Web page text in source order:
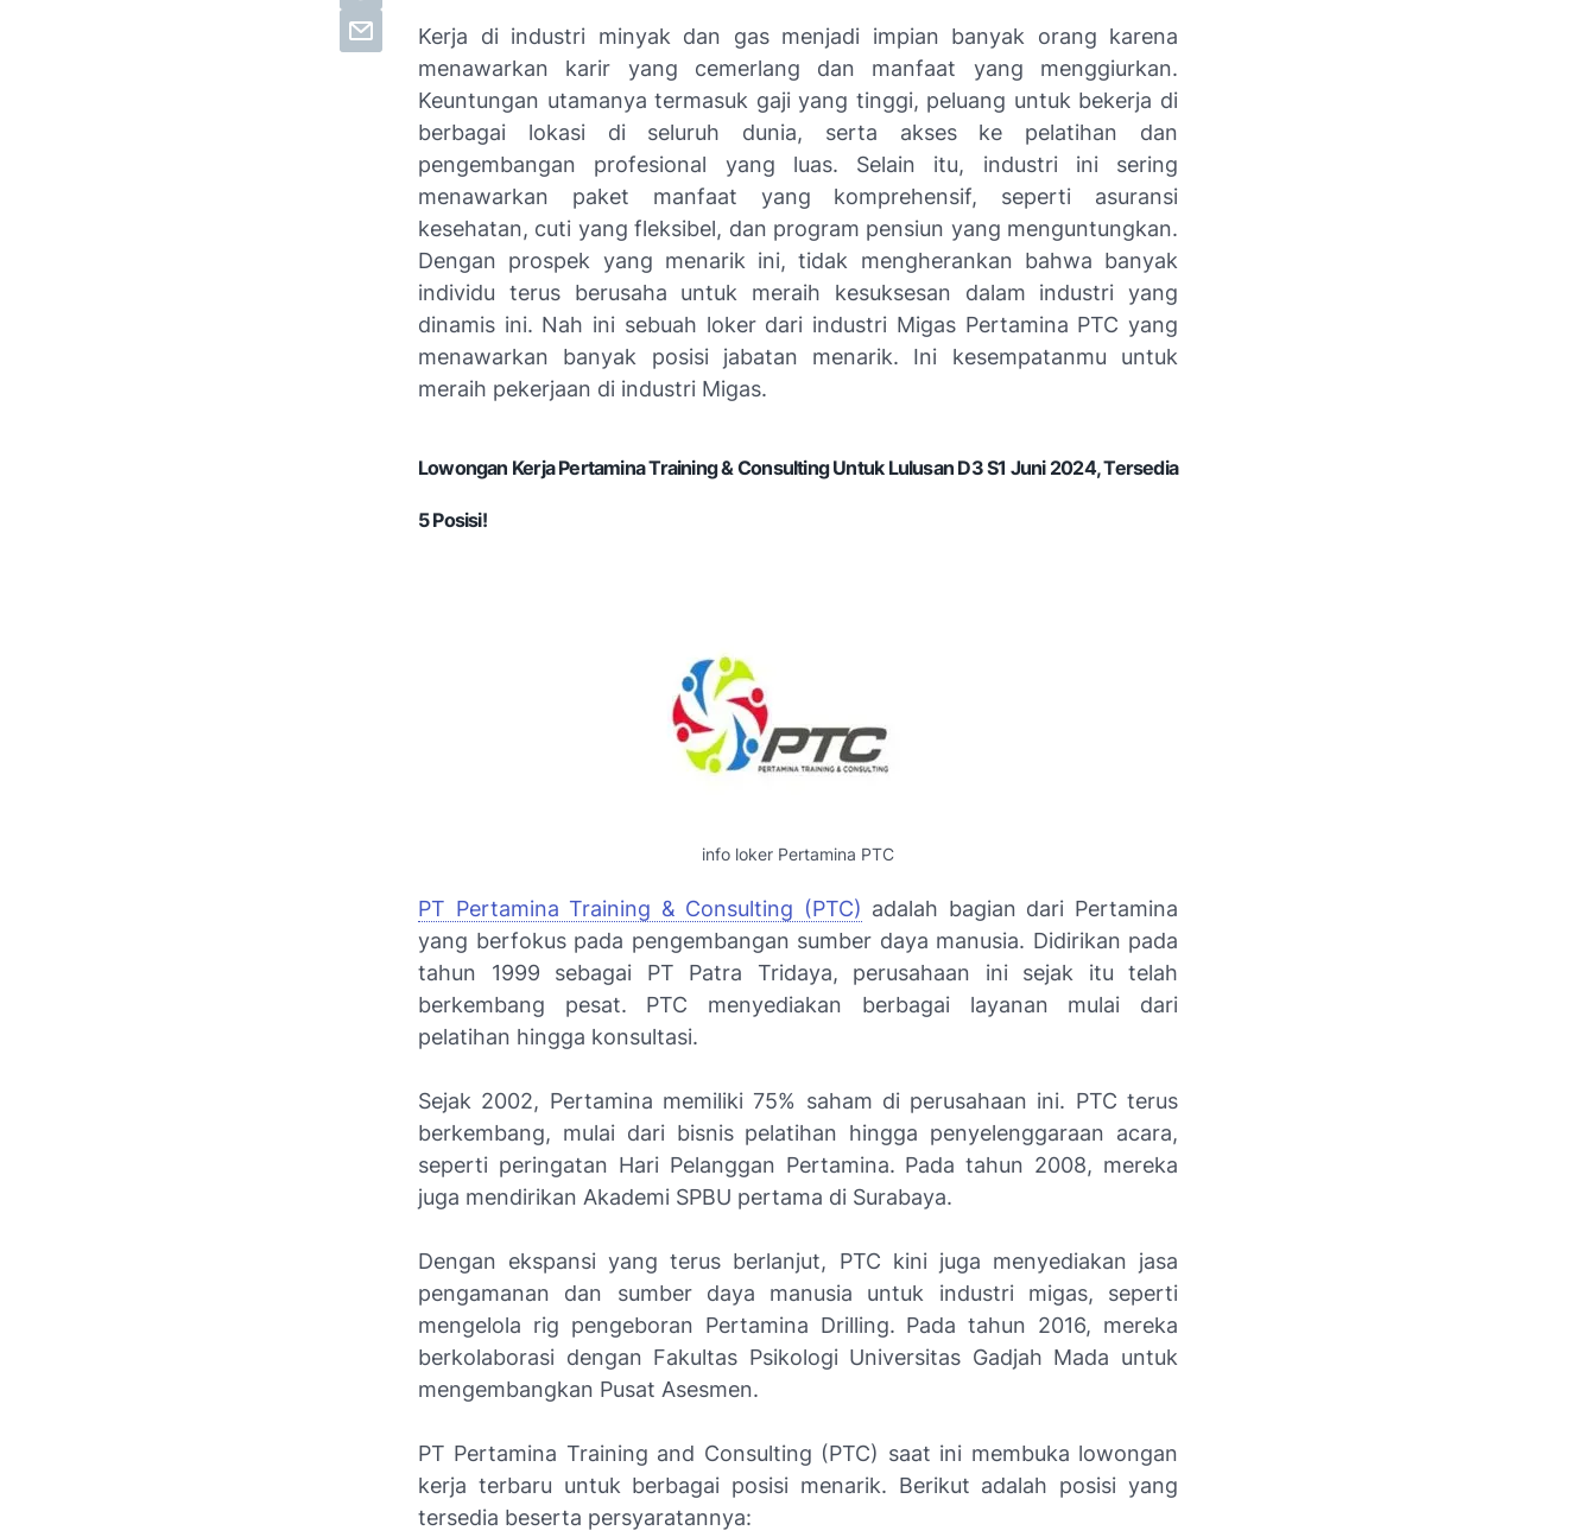
Kerja di industri minyak dan gas menjadi impian banyak orang karena
menawarkan karir yang cemerlang dan manfaat yang menggiurkan.
Keuntungan utamanya termasuk gaji yang tinggi, peluang untuk bekerja di
berbagai lokasi di seluruh dunia, serta akses ke pelatihan dan
pengembangan profesional yang luas. Selain itu, industri ini sering
menawarkan paket manfaat yang komprehensif, seperti asuransi
kesehatan, cuti yang fleksibel, dan program pensiun yang menguntungkan.
Dengan prospek yang menarik ini, tidak mengherankan bahwa banyak
individu terus berusaha untuk meraih kesuksesan dalam industri yang
dinamis ini. Nah ini sebuah loker dari industri Migas Pertamina PTC yang
menawarkan banyak posisi jabatan menarik. Ini kesempatanmu untuk
meraih pekerjaan di industri Migas.
Lowongan Kerja Pertamina Training & Consulting Untuk Lulusan D3 S1 Juni 2024, Tersedia
5 Posisi!
info loker Pertamina PTC
PT Pertamina Training & Consulting (PTC) adalah bagian dari Pertamina
yang berfokus pada pengembangan sumber daya manusia. Didirikan pada
tahun 1999 sebagai PT Patra Tridaya, perusahaan ini sejak itu telah
berkembang pesat. PTC menyediakan berbagai layanan mulai dari
pelatihan hingga konsultasi.
Sejak 2002, Pertamina memiliki 75% saham di perusahaan ini. PTC terus
berkembang, mulai dari bisnis pelatihan hingga penyelenggaraan acara,
seperti peringatan Hari Pelanggan Pertamina. Pada tahun 2008, mereka
juga mendirikan Akademi SPBU pertama di Surabaya.
Dengan ekspansi yang terus berlanjut, PTC kini juga menyediakan jasa
pengamanan dan sumber daya manusia untuk industri migas, seperti
mengelola rig pengeboran Pertamina Drilling. Pada tahun 2016, mereka
berkolaborasi dengan Fakultas Psikologi Universitas Gadjah Mada untuk
mengembangkan Pusat Asesmen.
PT Pertamina Training and Consulting (PTC) saat ini membuka lowongan
kerja terbaru untuk berbagai posisi menarik. Berikut adalah posisi yang
tersedia beserta persyaratannya: